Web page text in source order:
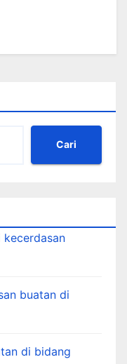
Cari
kecerdasan
buatan di
di bidang